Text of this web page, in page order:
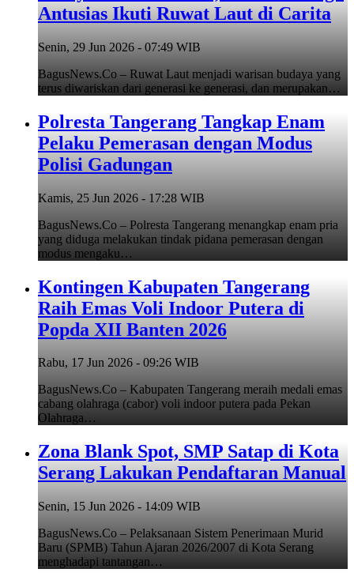
Antusias Ikuti Ruwat Laut di Carita
Senin, 29 Jun 2026 - 07:49 WIB
BagusNews.Co – Ruwat Laut menjadi warisan budaya yang
terus diwariskan dari generasi ke generasi, dan merupakan…
Polresta Tangerang Tangkap Enam
Pelaku Pemerasan dengan Modus
Polisi Gadungan
Kamis, 25 Jun 2026 - 17:28 WIB
BagusNews.Co – Polresta Tangerang menangkap enam pria
yang diduga melakukan tindak pidana pemerasan dengan
modus mengaku…
Kontingen Kabupaten Tangerang
Raih Emas Voli Indoor Putera di
Popda XII Banten 2026
Rabu, 17 Jun 2026 - 09:26 WIB
BagusNews.Co – Kabupaten Tangerang meraih medali emas
cabang olahraga (cabor) voli indoor putera pada Pekan
Olahraga…
Zona Blank Spot, SMP Satap di Kota
Serang Lakukan Pendaftaran Manual
Senin, 15 Jun 2026 - 14:09 WIB
BagusNews.Co – Pelaksanaan Sistem Penerimaan Murid
Baru (SPMB) Tahun Ajaran 2026/2007 di Kota Serang
menghadapi tantangan…